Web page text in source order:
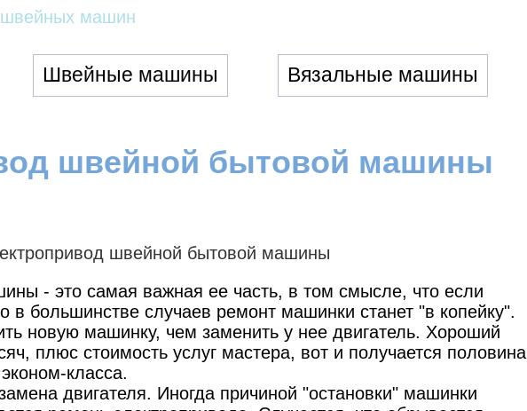
Швейные машины Вязальные машины
швейной бытовой машины
- это самая важная ее часть, в том смысле, что если
в большинстве случаев ремонт машинки станет "в копейку".
новую машинку, чем заменить у нее двигатель. Хороший
плюс стоимость услуг мастера, вот и получается половина
класса.
двигателя. Иногда причиной "остановки" машинки